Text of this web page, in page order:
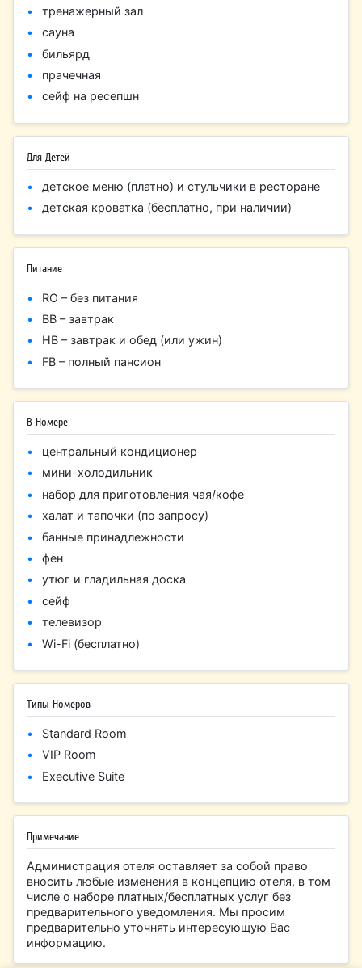
тренажерный зал
сауна
бильярд
прачечная
сейф на ресепшн
Для Детей
детское меню (платно) и стульчики в ресторане
детская кроватка (бесплатно, при наличии)
Питание
RO – без питания
BB – завтрак
HB – завтрак и обед (или ужин)
FB – полный пансион
В Номере
центральный кондиционер
мини-холодильник
набор для приготовления чая/кофе
халат и тапочки (по запросу)
банные принадлежности
фен
утюг и гладильная доска
сейф
телевизор
Wi-Fi (бесплатно)
Типы Номеров
Standard Room
VIP Room
Executive Suite
Примечание
Администрация отеля оставляет за собой право
вносить любые изменения в концепцию отеля, в том
числе о наборе платных/бесплатных услуг без
предварительного уведомления. Мы просим
предварительно уточнять интересующую Вас
информацию.